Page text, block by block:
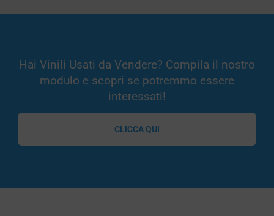
Hai Vinili Usati da Vendere? Compila il nostro
modulo e scopri se potremmo essere
interessati!
CLICCA QUI